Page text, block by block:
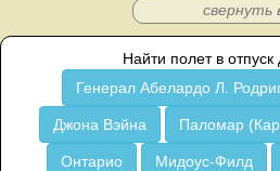
свернуть
Найти полет в отпуск
Генерал Абелардо Л.
Джона Вэйна Паломар
Онтарио Мидоус-Филд